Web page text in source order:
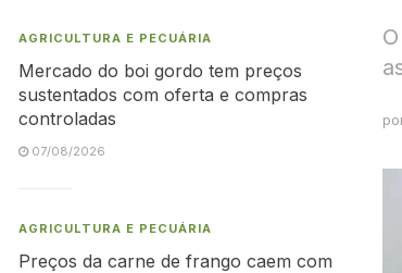
AGRICULTURA E PECUÁRIA
Mercado do boi gordo tem preços
sustentados com oferta e compras
controladas
07/08/2026
AGRICULTURA E PECUÁRIA
Preços da carne de frango caem com